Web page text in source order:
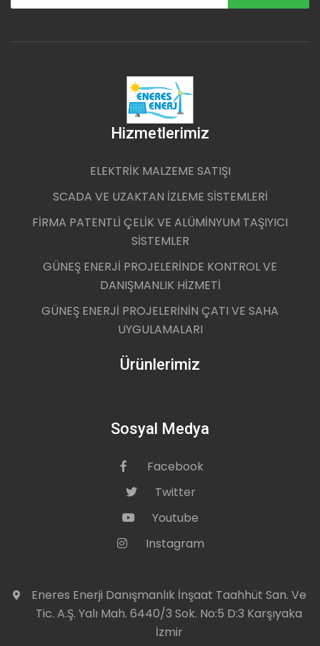
Hizmetlerimiz
ELEKTRİK MALZEME SATIŞI
SCADA VE UZAKTAN İZLEME SİSTEMLERİ
FİRMA PATENTLİ ÇELİK VE ALÜMİNYUM TAŞIYICI
SİSTEMLER
GÜNEŞ ENERJİ PROJELERİNDE KONTROL VE
DANIŞMANLIK HİZMETİ
GÜNEŞ ENERJİ PROJELERİNİN ÇATI VE SAHA
UYGULAMALARI
Ürünlerimiz
Sosyal Medya
icon Facebook
icon Twitter
iconYoutube
icon Instagram
iconEneres Enerji Danışmanlık İnşaat Taahhüt San. Ve
Tic. A.Ş. Yalı Mah. 6440/3 Sok. No:5 D:3 Karşıyaka
İzmir